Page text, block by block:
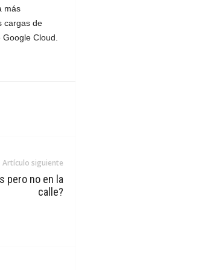
más
cargas de
Cloud.
Artículo siguiente
pero no en la
calle?